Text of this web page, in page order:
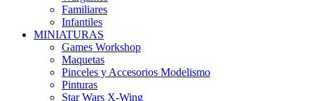
Familiares
Infantiles
MINIATURAS
Games Workshop
Maquetas
Pinceles y Accesorios Modelismo
Pinturas
Star Wars X-Wing